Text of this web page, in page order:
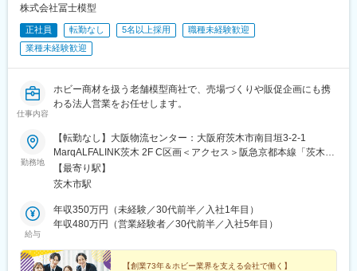
株式会社冨士模型
正社員 転勤なし 5名以上採用
職種未経験歓迎
業種未経験歓迎
仕事内容
ホビー商材を扱う老舗模型商社で、売場づくりや販促企画にも携
わる法人営業をお任せします。
勤務地
【転勤なし】大阪物流センター：大阪府茨木市南目垣3-2-1
MarqALFALINK茨木 2F C区画＜アクセス＞阪急京都本線「茨木市
駅」◎最寄り駅～勤務地間の送迎あり※出張は年に数回程度（日帰
り／大阪エリア）です※受動喫煙対策:屋内全面禁煙
【最寄り駅】
茨木市駅
給与
年収350万円（未経験／30代前半／入社1年目）
年収480万円（営業経験者／30代前半／入社5年目）
【創業73年＆ホビー業界を支える会社で働く】